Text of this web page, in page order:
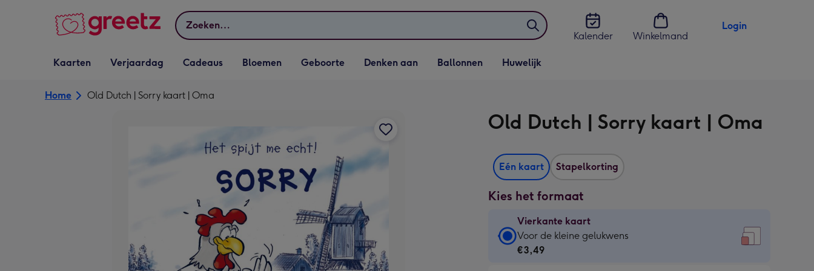
Zoeken
Kalender
Winkelmand
Login
Vervolgkeuzelijst
Kaarten openen
Kaarten
Vervolgkeuzelijst
Verjaardag openen
Verjaardag
Vervolgkeuzelijst
Cadeaus openen
Cadeaus
Vervolgkeuzelijst
Bloemen openen
Bloemen
Vervolgkeuzelijst
Geboorte openen
Geboorte
Vervolgkeuzelijst
Denken aan openen
Denken aan
Vervolgkeuzelijst
Ballonnen openen
Ballonnen
Vervolgkeuzelijst
Huwelijk openen
Huwelijk
Home Old Dutch | Sorry kaart | Oma
Old Dutch | Sorry kaart | Oma
Eén kaart Stapelkorting
Kies het formaat
Vierkante kaart
Vierkante
kaart
Voor de kleine gelukwens
€3,49